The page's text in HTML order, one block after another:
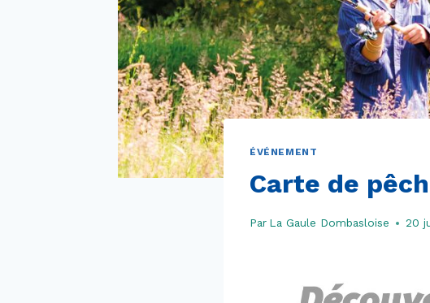
ÉVÉNEMENT
Carte de
Par La Gaule Dombasloise 20